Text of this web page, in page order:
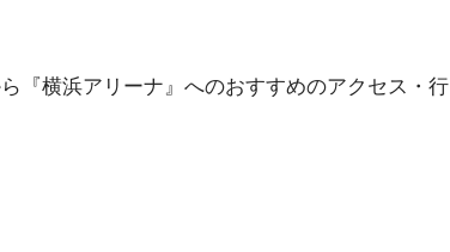
『横浜アリーナ』へのおすすめのアクセス・行